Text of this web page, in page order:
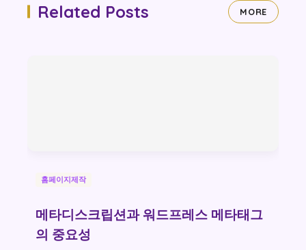
Related Posts MORE
홈페이지제작
메타디스크립션과 워드프레스 메타태그
의 중요성